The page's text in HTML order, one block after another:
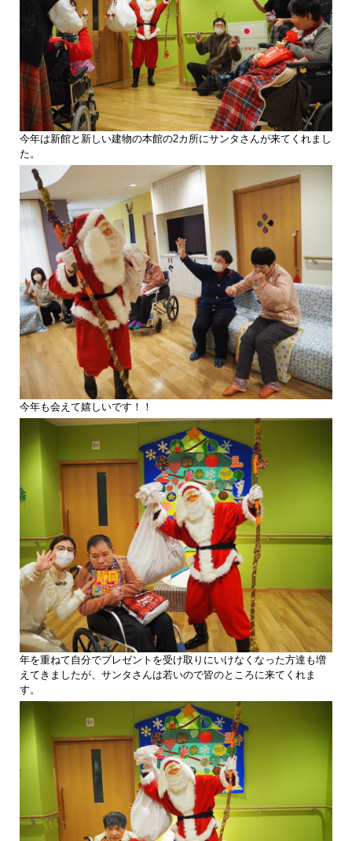
今年は新館と新しい建物の本館の2カ所にサンタさんが来てくれまし
た。
今年も会えて嬉しいです！！
年を重ねて自分でプレゼントを受け取りにいけなくなった方達も増
えてきましたが、サンタさんは若いので皆のところに来てくれま
す。